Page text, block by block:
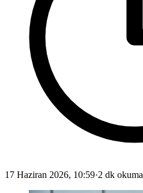
17 Haziran 2026, 10:59·2 dk okuma